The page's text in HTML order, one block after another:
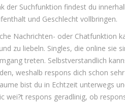
der Suchfunktion findest du
und Geschlecht vollbringen.
Nachrichten- oder Chatfunktion
zu liebeln. Singles, die online sie
treten. Selbstverstandlich
weshalb respons dich schon
bist du in Echtzeit unterwegs
wei?t respons geradlinig, ob